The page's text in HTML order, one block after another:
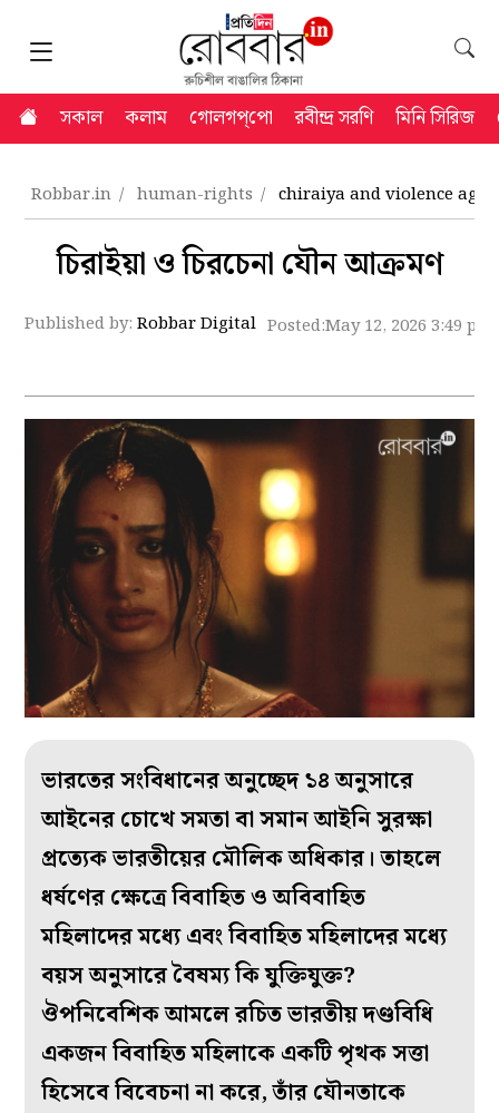
সকাল কলাম গোলগপ্‌পো রবীন্দ্র সরণি মিনি সিরিজ
Robbar.in human-rights chiraiya and violence
চিরাইয়া ও চিরচেনা যৌন আক্রমণ
Published by:Robbar Digital Posted:May 12, 2026 3:49 pm
ভারতের সংবিধানের অনুচ্ছেদ ১৪ অনুসারে
আইনের চোখে সমতা বা সমান আইনি সুরক্ষা
প্রত্যেক ভারতীয়ের মৌলিক অধিকার। তাহলে
ধর্ষণের ক্ষেত্রে বিবাহিত ও অবিবাহিত
মহিলাদের মধ্যে এবং বিবাহিত মহিলাদের মধ্যে
বয়স অনুসারে বৈষম্য কি যুক্তিযুক্ত?
ঔপনিবেশিক আমলে রচিত ভারতীয় দণ্ডবিধি
একজন বিবাহিত মহিলাকে একটি পৃথক সত্তা
হিসেবে বিবেচনা না করে, তাঁর যৌনতাকে